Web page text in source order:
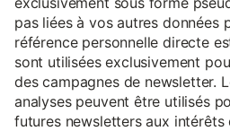
pas liées à vos autres données
référence personnelle directe
sont utilisées exclusivement
des campagnes de newsletter.
analyses peuvent être utilisés
futures newsletters aux intérêts